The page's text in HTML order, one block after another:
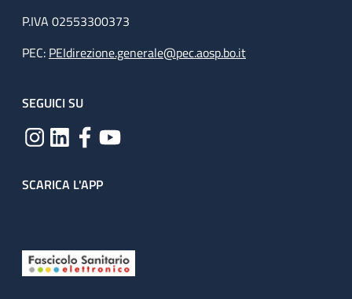
P.IVA 02553300373
PEC: PEIdirezione.generale@pec.aosp.bo.it
SEGUICI SU
SCARICA L'APP